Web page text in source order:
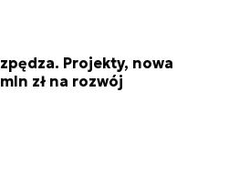
Projekty, nowa
zł na rozwój